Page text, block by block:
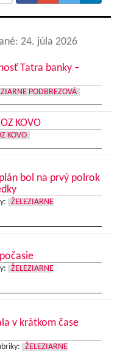
24. júla 2026
Tatra banky –
PODBREZOVÁ
KOVO
KOVO
bol na prvý polrok
ŽELEZIARNE
ŽELEZIARNE
v krátkom čase
ŽELEZIARNE